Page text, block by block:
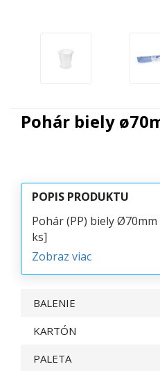
Pohár biely
POPIS PRODUKTU
Pohár (PP) biely
ks]
Zobraz viac
BALENIE
KARTÓN
PALETA